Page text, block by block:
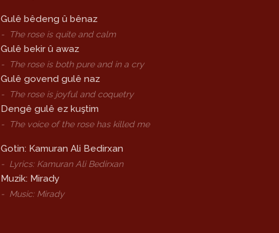
Gulê bêdeng û bênaz
- The rose is quite and calm
Gulê bekir û awaz
- The rose is both pure and in a cry
Gulê govend gulê naz
- The rose is joyful and coquetry
Dengê gulê ez kuştim
- The voice of the rose has killed me
Gotin: Kamuran Ali Bedirxan
- Lyrics: Kamuran Ali Bedirxan
Muzik: Mirady
- Music: Mirady